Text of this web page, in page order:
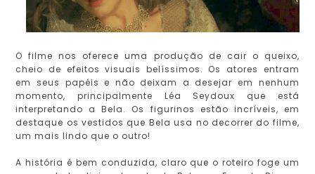
O filme nos oferece uma produção de cair o queixo,
cheio de efeitos visuais belíssimos. Os atores entram
em seus papéis e não deixam a desejar em nenhum
momento, principalmente Léa Seydoux que está
interpretando a Bela. Os figurinos estão incríveis, em
destaque os vestidos que Bela usa no decorrer do filme,
um mais lindo que o outro!
A história é bem conduzida, claro que o roteiro foge um